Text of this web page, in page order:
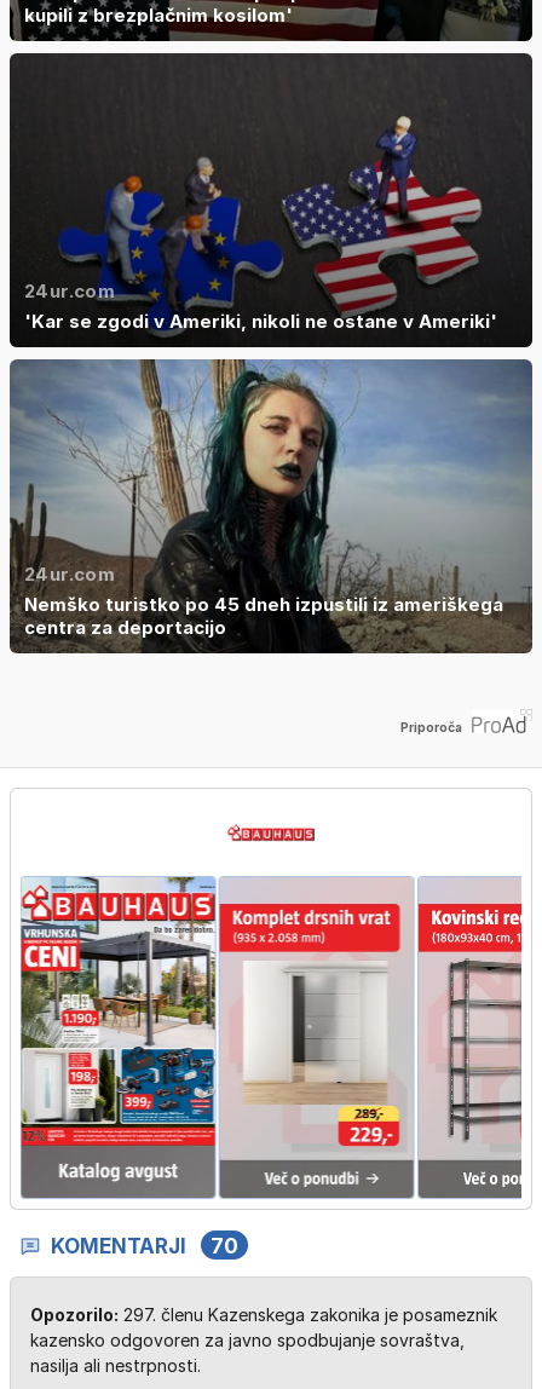
kupili z brezplačnim kosilom'
24ur.com
'Kar se zgodi v Ameriki, nikoli ne ostane v Ameriki'
24ur.com
Nemško turistko po 45 dneh izpustili iz ameriškega
centra za deportacijo
Priporoča
KOMENTARJI 70
Opozorilo: 297. členu Kazenskega zakonika je posameznik
kazensko odgovoren za javno spodbujanje sovraštva,
nasilja ali nestrpnosti.